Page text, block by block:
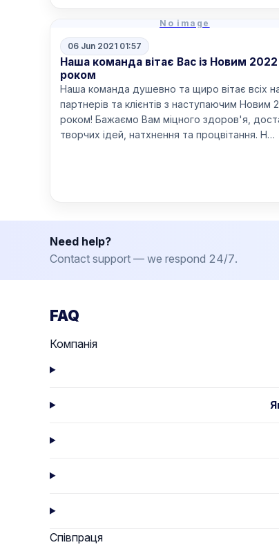
No image
06 Jun 2021 01:57
Наша команда вітає Вас із Новим 2022
роком
Наша команда душевно та щиро вітає всіх
партнерів та клієнтів з наступаючим Новим
роком! Бажаємо Вам міцного здоров'я,
творчих ідей, натхнення та процвітання. Н…
Need help?
Contact support — we respond 24/7.
FAQ
Компанія
Співпраця